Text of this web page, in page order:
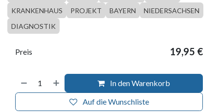
KRANKENHAUS
PROJEKT BAYERN
NIEDERSACHSEN
DIAGNOSTIK
In den Warenkorb
Auf die Wunschliste
Preis 19,95 €